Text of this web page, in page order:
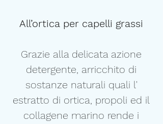
All’ortica per capelli grassi
Grazie alla delicata azione
detergente, arricchito di
sostanze naturali quali l'
estratto di ortica, propoli ed il
collagene marino rende i